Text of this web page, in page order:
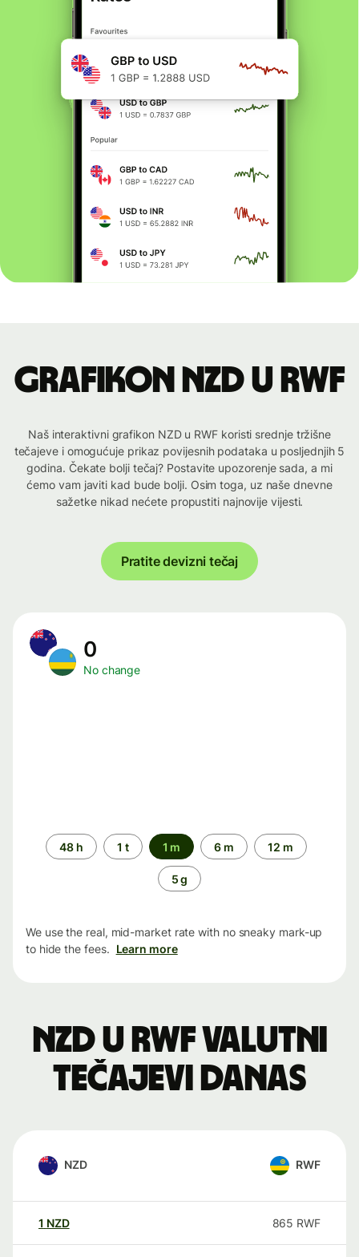
Grafikon NZD u RWF
Naš interaktivni grafikon NZD u RWF koristi srednje tržišne
tečajeve i omogućuje prikaz povijesnih podataka u posljednjih 5
godina. Čekate bolji tečaj? Postavite upozorenje sada, a mi
ćemo vam javiti kad bude bolji. Osim toga, uz naše dnevne
sažetke nikad nećete propustiti najnovije vijesti.
Pratite devizni tečaj
0
No change
Time
period
48 h 1 t 1 m 6 m 12 m
5 g
We use the real, mid-market rate with no sneaky mark-up
to hide the fees. Learn more
NZD u RWF valutni
tečajevi danas
NZD RWF
1 NZD 865 RWF